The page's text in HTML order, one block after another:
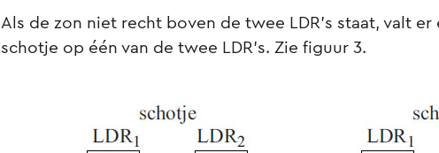
Als de zon niet recht boven de twee LDR’s staat, valt
schotje op één van de twee LDR’s. Zie figuur 3.